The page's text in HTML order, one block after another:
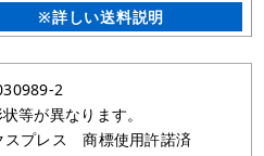
※詳しい送料説明
2
等が異なります。
スプレス 商標使用許諾済